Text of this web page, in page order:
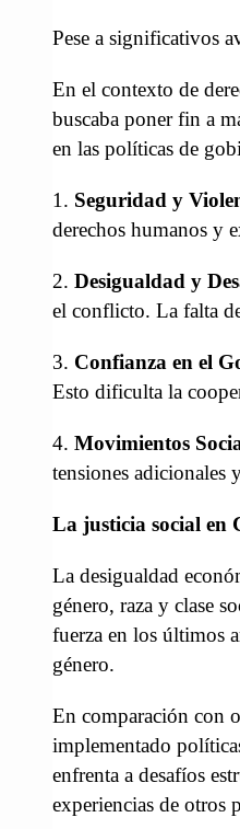
Pese a significativos
En el contexto de
buscaba poner fin a
en las políticas de
1. Seguridad y
derechos humanos y
2. Desigualdad y
el conflicto. La falta
3. Confianza en el
Esto dificulta la
4. Movimientos
tensiones adicionales
La justicia social en
La desigualdad
género, raza y clase
fuerza en los últimos
género.
En comparación con
implementado
enfrenta a desafíos
experiencias de otros